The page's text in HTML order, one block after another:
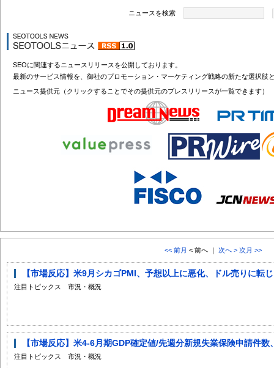
ニュースを検索
SEOに関連するニュースリリースを公開しております。
最新のサービス情報を、御社のプロモーション・マーケティング戦略の新たな選択肢
ニュース提供元（クリックすることでその提供元のプレスリリースが一覧できます）
<< 前月 < 前へ ｜ 次へ > 次月 >>
【市場反応】米9月シカゴPMI、予想以上に悪化、ドル売りに転
注目トピックス 市況・概況
【市場反応】米4-6月期GDP確定値/先週分新規失業保険申請件
注目トピックス 市況・概況